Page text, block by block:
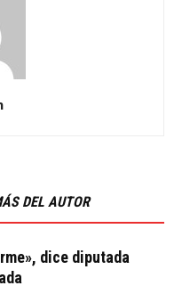
DEL AUTOR
dice diputada